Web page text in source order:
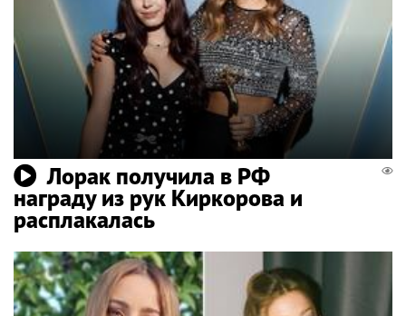
Лорак получила в РФ
награду из рук Киркорова и
расплакалась